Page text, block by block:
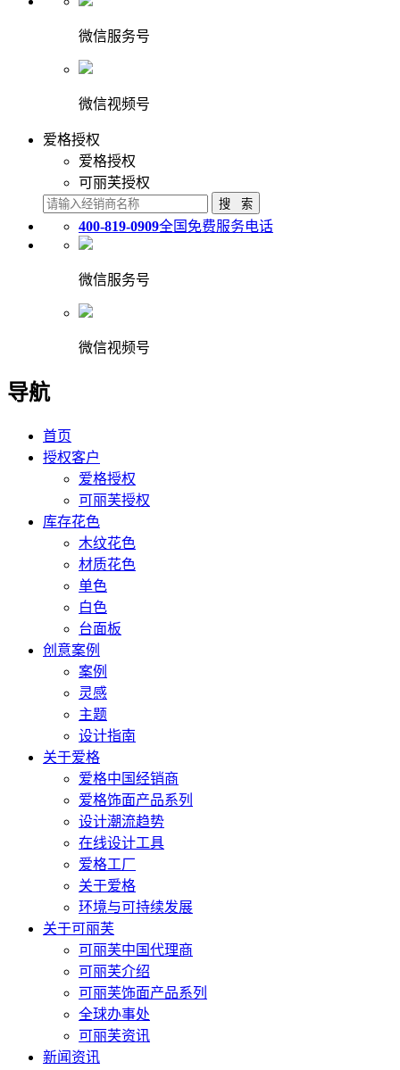
微信服务号
微信视频号
爱格授权
爱格授权
可丽芙授权
400-819-0909全国免费服务电话
微信服务号
微信视频号
导航
首页
授权客户
爱格授权
可丽芙授权
库存花色
木纹花色
材质花色
单色
白色
台面板
创意案例
案例
灵感
主题
设计指南
关于爱格
爱格中国经销商
爱格饰面产品系列
设计潮流趋势
在线设计工具
爱格工厂
关于爱格
环境与可持续发展
关于可丽芙
可丽芙中国代理商
可丽芙介绍
可丽芙饰面产品系列
全球办事处
可丽芙资讯
新闻资讯